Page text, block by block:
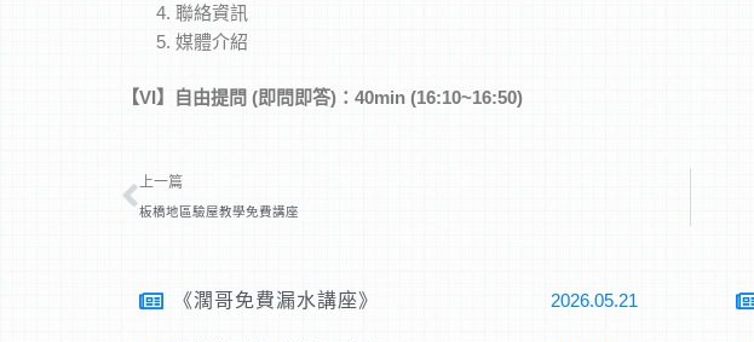
聯絡資訊
媒體介紹
【VI】 自由提問 (即問即答)：40min (16:10~16:50)
上一頁
上一篇
板橋地區驗屋教學免費講座
《濶哥免費漏水講座》 2026.05.21